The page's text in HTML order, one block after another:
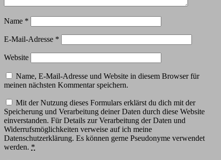
Name *
E-Mail-Adresse *
Website
Name, E-Mail-Adresse und Website in diesem Browser für
meinen nächsten Kommentar speichern.
Mit der Nutzung dieses Formulars erklärst du dich mit der
Speicherung und Verarbeitung deiner Daten durch diese Website
einverstanden. Für Details zur Verarbeitung der Daten und
Widerrufsmöglichkeiten verweise auf ich meine
Datenschutzerklärung. Es können gerne Pseudonyme verwendet
werden. *